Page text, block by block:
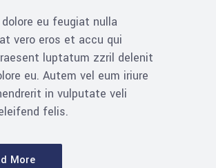
eu feugiat nulla
vero eros et accu qui
luptatum zzril delenit
eu. Autem vel eum iriure
in vulputate veli
felis.
More